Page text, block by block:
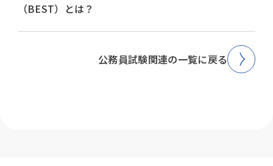
（BEST）とは？
公務員試験関連の一覧に戻る